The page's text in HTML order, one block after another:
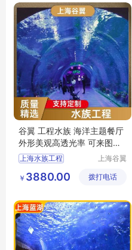
工程水族馆
谷翼 工程水族 海洋主题餐厅
外形美观高透光率 可来图定
制
上海水族工程
水族工程公司
水族工程设计施工
上海谷翼
有限公司
￥ 3880.00 拨打电话